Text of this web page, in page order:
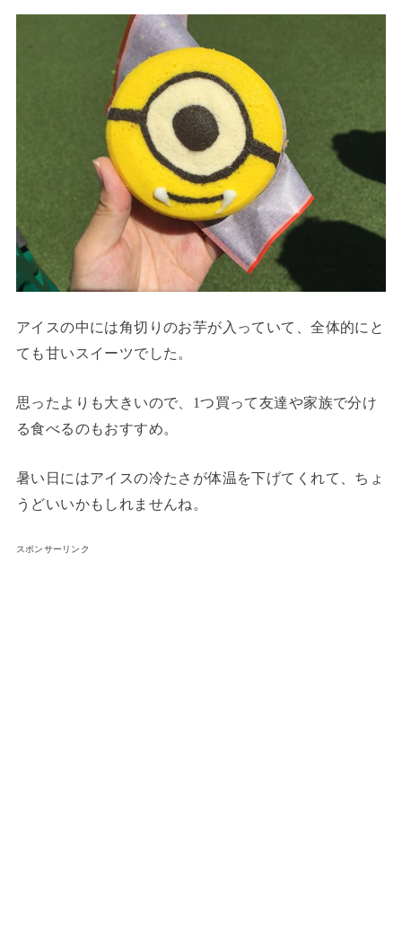
アイスの中には角切りのお芋が入っていて、全体的にと
ても甘いスイーツでした。
思ったよりも大きいので、1つ買って友達や家族で分け
る食べるのもおすすめ。
暑い日にはアイスの冷たさが体温を下げてくれて、ちょ
うどいいかもしれませんね。
スポンサーリンク